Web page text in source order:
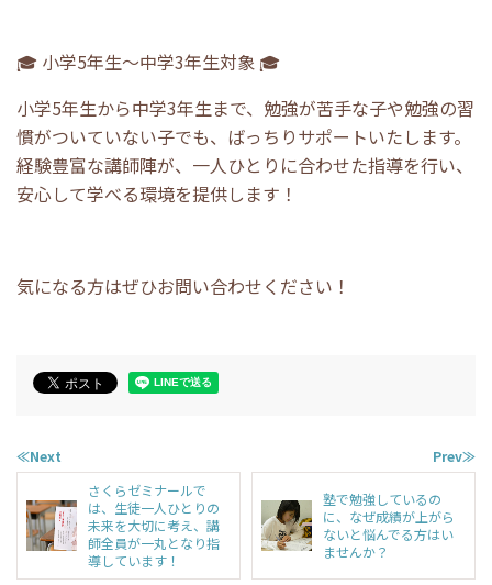
🎓 小学5年生～中学3年生対象 🎓
小学5年生から中学3年生まで、勉強が苦手な子や勉強の習
慣がついていない子でも、ばっちりサポートいたします。
経験豊富な講師陣が、一人ひとりに合わせた指導を行い、
安心して学べる環境を提供します！
気になる方はぜひお問い合わせください！
≪Next
さくらゼミナールで
は、生徒一人ひとりの
未来を大切に考え、講
師全員が一丸となり指
導しています！
Prev≫
塾で勉強しているの
に、なぜ成績が上がら
ないと悩んでる方はい
ませんか？